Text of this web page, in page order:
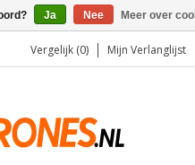
Vergelijk (0) Mijn Verlanglijst
Ja Nee Meer over